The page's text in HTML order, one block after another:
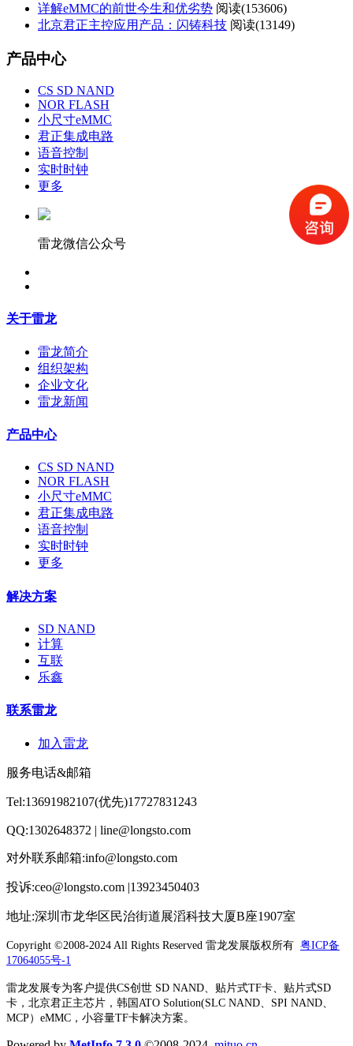
详解eMMC的前世今生和优劣势 阅读(153606)
北京君正主控应用产品：闪铸科技 阅读(13149)
产品中心
CS SD NAND
NOR FLASH
小尺寸eMMC
君正集成电路
语音控制
实时时钟
更多
雷龙微信公众号
关于雷龙
雷龙简介
组织架构
企业文化
雷龙新闻
产品中心
CS SD NAND
NOR FLASH
小尺寸eMMC
君正集成电路
语音控制
实时时钟
更多
解决方案
SD NAND
计算
互联
乐鑫
联系雷龙
加入雷龙
服务电话&邮箱
Tel:13691982107(优先)17727831243
QQ:1302648372 | line@longsto.com
对外联系邮箱:info@longsto.com
投诉:ceo@longsto.com |13923450403
地址:深圳市龙华区民治街道展滔科技大厦B座1907室
Copyright ©2008-2024 All Rights Reserved 雷龙发展版权所有 粤ICP备
17064055号-1
雷龙发展专为客户提供CS创世 SD NAND、贴片式TF卡、贴片式SD
卡，北京君正主芯片，韩国ATO Solution(SLC NAND、SPI NAND、
MCP）eMMC，小容量TF卡解决方案。